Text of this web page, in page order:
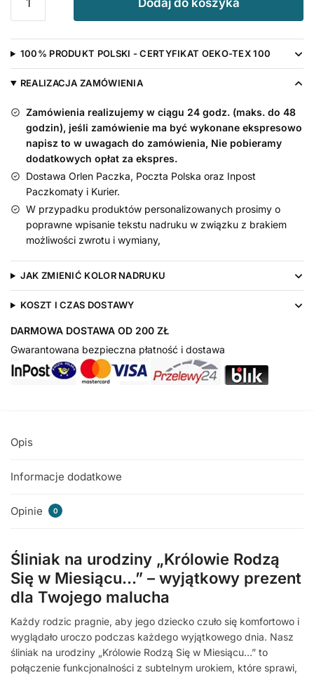
Królowie
Rodzą
Się
w
Miesiącu…
śliniak
urodziny
Dodaj do koszyka
100% PRODUKT POLSKI - CERTYFIKAT OEKO-TEX 100
REALIZACJA ZAMÓWIENIA
Zamówienia realizujemy w ciągu 24 godz. (maks. do 48
godzin), jeśli zamówienie ma być wykonane ekspresowo
napisz to w uwagach do zamówienia, Nie pobieramy
dodatkowych opłat za ekspres.
Dostawa Orlen Paczka, Poczta Polska oraz Inpost
Paczkomaty i Kurier.
W przypadku produktów personalizowanych prosimy o
poprawne wpisanie tekstu nadruku w związku z brakiem
możliwości zwrotu i wymiany,
JAK ZMIENIĆ KOLOR NADRUKU
KOSZT I CZAS DOSTAWY
DARMOWA DOSTAWA OD 200 ZŁ
Gwarantowana bezpieczna płatność i dostawa
Opis
Informacje dodatkowe
Opinie 0
Śliniak na urodziny „Królowie Rodzą
Się w Miesiącu…” – wyjątkowy prezent
dla Twojego malucha
Każdy rodzic pragnie, aby jego dziecko czuło się komfortowo i
wyglądało uroczo podczas każdego wyjątkowego dnia. Nasz
śliniak na urodziny „Królowie Rodzą Się w Miesiącu…” to
połączenie funkcjonalności z subtelnym urokiem, które sprawi,